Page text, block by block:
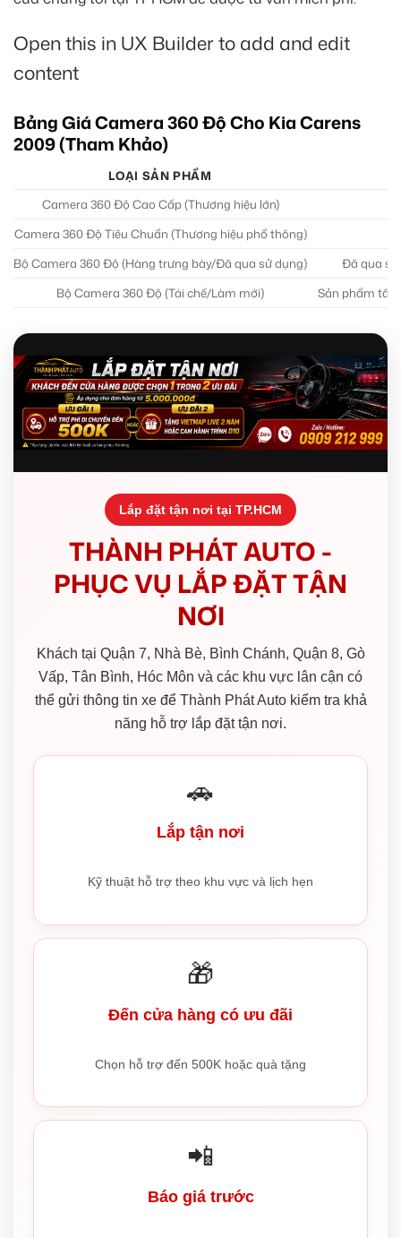
Open this in UX Builder to add and edit
content
Bảng Giá Camera 360 Độ Cho Kia Carens
2009 (Tham Khảo)
LOẠI SẢN PHẨM
Camera 360 Độ Cao Cấp (Thương hiệu lớn)
Camera 360 Độ Tiêu Chuẩn (Thương hiệu phổ thông)
Bộ Camera 360 Độ (Hàng trưng bày/Đã qua sử dụng)
Đã qua sử
Bộ Camera 360 Độ (Tái chế/Làm mới)
Sản phẩm tân
Lắp đặt tận nơi tại TP.HCM
THÀNH PHÁT AUTO -
PHỤC VỤ LẮP ĐẶT TẬN
NƠI
Khách tại Quận 7, Nhà Bè, Bình Chánh, Quận 8, Gò
Vấp, Tân Bình, Hóc Môn và các khu vực lân cận có
thể gửi thông tin xe để Thành Phát Auto kiểm tra khả
năng hỗ trợ lắp đặt tận nơi.
🚗
Lắp tận nơi
Kỹ thuật hỗ trợ theo khu vực và lịch hẹn
🎁
Đến cửa hàng có ưu đãi
Chọn hỗ trợ đến 500K hoặc quà tặng
📲
Báo giá trước